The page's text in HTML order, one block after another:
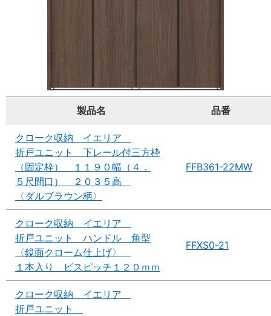
製品名 品番
クローク収納 イエリア
折戸ユニット 下レール付三方枠
（固定枠） １１９０幅（４．
５尺間口） ２０３５高
〈ダルブラウン柄〉
FFB361-22MW
クローク収納 イエリア
折戸ユニット ハンドル 角型
〈鏡面クローム仕上げ〉
１本入り ビスピッチ１２０ｍｍ
FFXS0-21
クローク収納 イエリア
折戸ユニット